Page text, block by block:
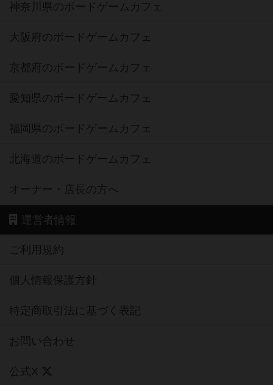
神奈川県のボードゲームカフェ
大阪府のボードゲームカフェ
京都府のボードゲームカフェ
愛知県のボードゲームカフェ
福岡県のボードゲームカフェ
北海道のボードゲームカフェ
オーナー・店長の方へ
運営者情報
ご利用規約
個人情報保護方針
特定商取引法に基づく表記
お問い合わせ
公式X